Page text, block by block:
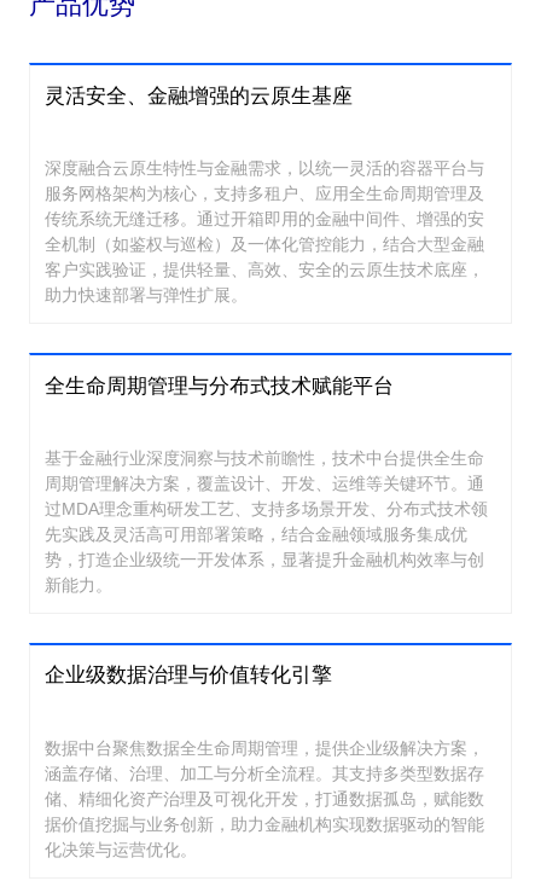
灵活安全、金融增强的云原生基座
深度融合云原生特性与金融需求，以统一灵活的容器平台与
服务网格架构为核心，支持多租户、应用全生命周期管理及
传统系统无缝迁移。通过开箱即用的金融中间件、增强的安
全机制（如鉴权与巡检）及一体化管控能力，结合大型金融
客户实践验证，提供轻量、高效、安全的云原生技术底座，
助力快速部署与弹性扩展。
全生命周期管理与分布式技术赋能平台
基于金融行业深度洞察与技术前瞻性，技术中台提供全生命
周期管理解决方案，覆盖设计、开发、运维等关键环节。通
过MDA理念重构研发工艺、支持多场景开发、分布式技术领
先实践及灵活高可用部署策略，结合金融领域服务集成优
势，打造企业级统一开发体系，显著提升金融机构效率与创
新能力。
企业级数据治理与价值转化引擎
数据中台聚焦数据全生命周期管理，提供企业级解决方案，
涵盖存储、治理、加工与分析全流程。其支持多类型数据存
储、精细化资产治理及可视化开发，打通数据孤岛，赋能数
据价值挖掘与业务创新，助力金融机构实现数据驱动的智能
化决策与运营优化。